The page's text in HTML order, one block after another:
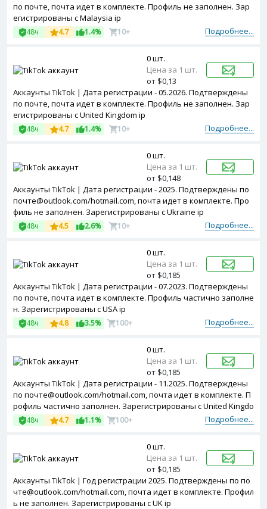
по почте, почта идет в комплекте. Профиль не заполнен. Зар
егистрированы с Malaysia ip
Подробнее...
48ч 4.7 1.4% 10+
Аккаунты TikTok | Дата регистрации - 05.2026. Подтверждены
по почте, почта идет в комплекте. Профиль не заполнен. Зар
егистрированы с United Kingdom ip
Подробнее...
48ч 4.7 1.4% 10+
0 шт.
Цена за 1 шт.
от $0,13
Аккаунты TikTok | Дата регистрации - 2025. Подтверждены по
почте@outlook.com/hotmail.com, почта идет в комплекте. Про
филь не заполнен. Зарегистрированы с Ukraine ip
Подробнее...
48ч 4.5 2.6% 10+
0 шт.
Цена за 1 шт.
от $0,148
Аккаунты TikTok | Дата регистрации - 07.2023. Подтверждены
по почте, почта идет в комплекте. Профиль частично заполне
н. Зарегистрированы с USA ip
Подробнее...
48ч 4.8 3.5% 100+
0 шт.
Цена за 1 шт.
от $0,185
Аккаунты TikTok | Дата регистрации - 11.2025. Подтверждены
по почте@outlook.com/hotmail.com, почта идет в комплекте. П
рофиль частично заполнен. Зарегистрированы с United Kingdo
m ip
Подробнее...
48ч 4.7 1.1% 100+
0 шт.
Цена за 1 шт.
от $0,185
Аккаунты TikTok | Год регистрации 2025. Подтверждены по по
чте@outlook.com/hotmail.com, почта идет в комплекте. Профил
ь не заполнен. Зарегистрированы с UK ip
0 шт.
Цена за 1 шт.
от $0,185